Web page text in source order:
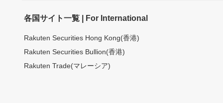
各国サイト一覧 | For International
Rakuten Securities Hong Kong(香港)
Rakuten Securities Bullion(香港)
Rakuten Trade(マレーシア)